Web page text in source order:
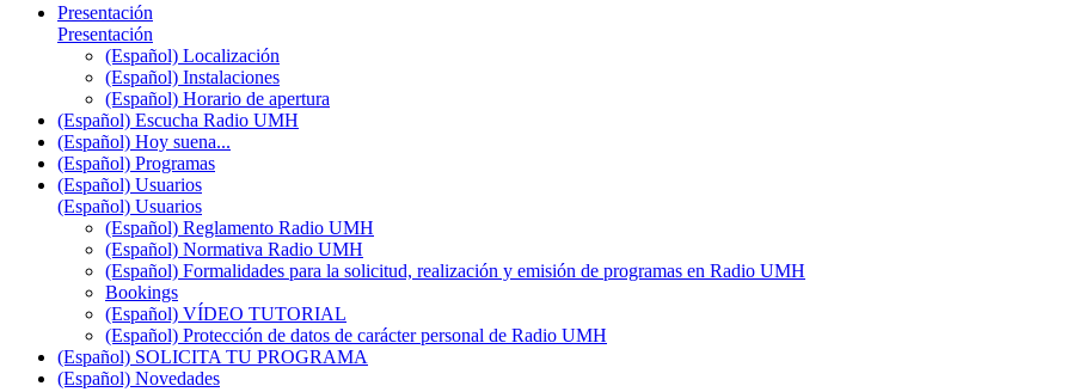
Presentación
Presentación
(Español) Localización
(Español) Instalaciones
(Español) Horario de apertura
(Español) Escucha Radio UMH
(Español) Hoy suena...
(Español) Programas
(Español) Usuarios
(Español) Usuarios
(Español) Reglamento Radio UMH
(Español) Normativa Radio UMH
(Español) Formalidades para la solicitud, realización y emisión de programas en Radio UMH
Bookings
(Español) VÍDEO TUTORIAL
(Español) Protección de datos de carácter personal de Radio UMH
(Español) SOLICITA TU PROGRAMA
(Español) Novedades